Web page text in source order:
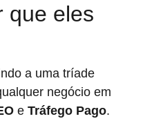
que eles
a uma tríade
negócio em
e Tráfego Pago.